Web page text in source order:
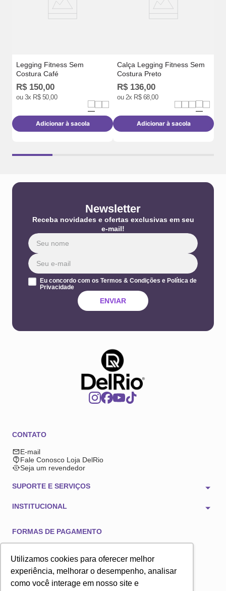
Utilizamos cookies para oferecer melhor
experiência, melhorar o desempenho, analisar
como você interage em nosso site e
Legging Fitness Sem
Costura Café
R$ 150,00
ou 3x R$ 50,00
Adicionar à sacola
Calça Legging Fitness Sem
Costura Preto
R$ 136,00
ou 2x R$ 68,00
Adicionar à sacola
Newsletter
Receba novidades e ofertas exclusivas em seu
e-mail!
Eu concordo com os Termos & Condições e Política de
Privacidade
ENVIAR
CONTATO
E-mail
Fale Conosco Loja DelRio
Seja um revendedor
SUPORTE E SERVIÇOS
INSTITUCIONAL
FORMAS DE PAGAMENTO
TECNOLOGIA E SEGURANÇA